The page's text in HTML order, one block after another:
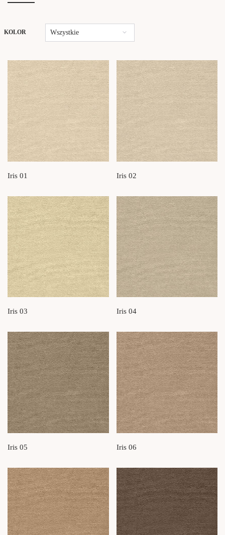
KOLOR Wszystkie
Iris 01 Iris 02
Iris 03 Iris 04
Iris 05 Iris 06